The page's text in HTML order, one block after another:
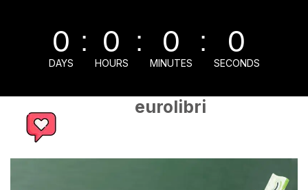
0
DAYS
: 0
HOURS
: 0
MINUTES
: 0
SECONDS
eurolibri